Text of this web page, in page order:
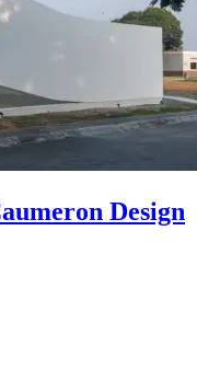
Design